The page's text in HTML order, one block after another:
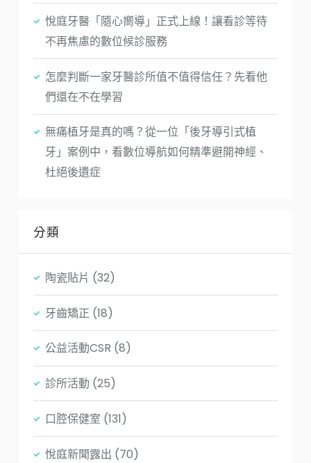
悅庭牙醫「隨心嚮導」正式上線！讓看診等待
不再焦慮的數位候診服務
怎麼判斷一家牙醫診所值不值得信任？先看他
們還在不在學習
無痛植牙是真的嗎？從一位「後牙導引式植
牙」案例中，看數位導航如何精準避開神經、
杜絕後遺症
分類
陶瓷貼片 (32)
牙齒矯正 (18)
公益活動CSR (8)
診所活動 (25)
口腔保健室 (131)
悅庭新聞露出 (70)